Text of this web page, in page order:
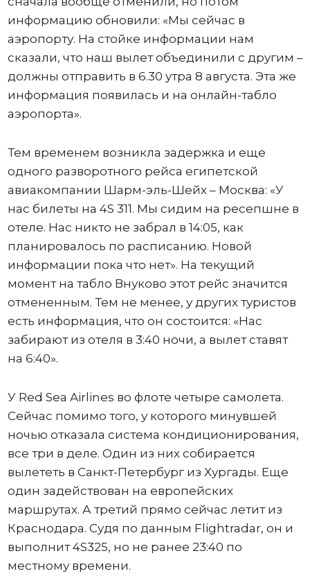
информацию обновили: «Мы сейчас в
аэропорту. На стойке информации нам
сказали, что наш вылет объединили с другим –
должны отправить в 6.30 утра 8 августа. Эта же
информация появилась и на онлайн-табло
аэропорта».
Тем временем возникла задержка и еще
одного разворотного рейса египетской
авиакомпании Шарм-эль-Шейх – Москва: «У
нас билеты на 4S 311. Мы сидим на ресепшне в
отеле. Нас никто не забрал в 14:05, как
планировалось по расписанию. Новой
информации пока что нет». На текущий
момент на табло Внуково этот рейс значится
отмененным. Тем не менее, у других туристов
есть информация, что он состоится: «Нас
забирают из отеля в 3:40 ночи, а вылет ставят
на 6:40».
У Red Sea Airlines во флоте четыре самолета.
Сейчас помимо того, у которого минувшей
ночью отказала система кондиционирования,
все три в деле. Один из них собирается
вылететь в Санкт-Петербург из Хургады. Еще
один задействован на европейских
маршрутах. А третий прямо сейчас летит из
Краснодара. Судя по данным Flightradar, он и
выполнит 4S325, но не ранее 23:40 по
местному времени.